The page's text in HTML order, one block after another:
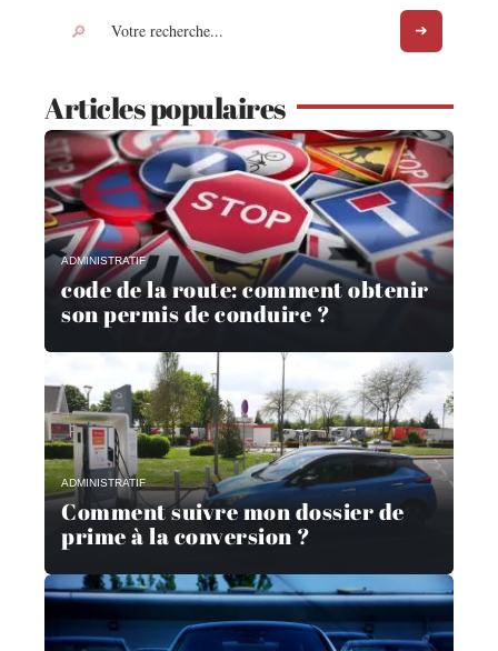
Articles populaires
ADMINISTRATIF
code de la route: comment obtenir
son permis de conduire ?
ADMINISTRATIF
Comment suivre mon dossier de
prime à la conversion ?